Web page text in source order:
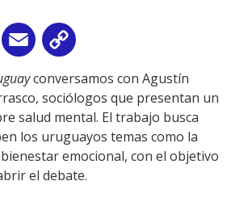
WhatsApp
Email
Link
conversamos con Agustín
sociólogos que presentan un
salud mental. El trabajo busca
los uruguayos temas como la
emocional, con el objetivo
el debate.